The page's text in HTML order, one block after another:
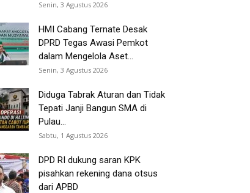
Senin, 3 Agustus 2026
HMI Cabang Ternate Desak
DPRD Tegas Awasi Pemkot
dalam Mengelola Aset...
Senin, 3 Agustus 2026
Diduga Tabrak Aturan dan Tidak
Tepati Janji Bangun SMA di
Pulau...
Sabtu, 1 Agustus 2026
DPD RI dukung saran KPK
pisahkan rekening dana otsus
dari APBD